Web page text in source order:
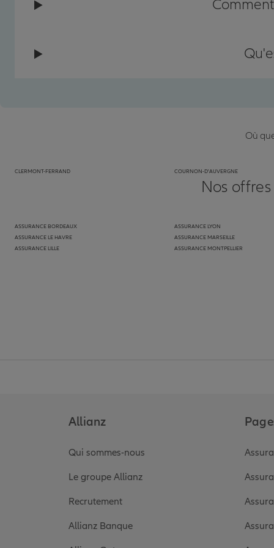
Où
CLERMONT-FERRAND COURNON-D'AUVERGNE
Nos
ASSURANCE BORDEAUX
ASSURANCE LE HAVRE
ASSURANCE LILLE
ASSURANCE LYON
ASSURANCE MARSEILLE
ASSURANCE MONTPELLIER
Allianz
Qui sommes-nous
Le groupe Allianz
Recrutement
Allianz Banque